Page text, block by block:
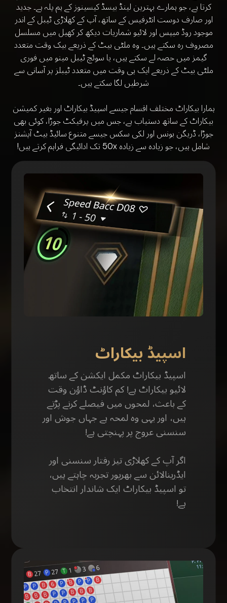
کرتا ہے، جو ہمارے بہترین لینڈ بیسڈ کیسینوز کے ہم پلہ ہے۔ جدید
اور صارف دوست انٹرفیس کے ساتھ، آپ کے کھلاڑی ٹیبل کے اندر
موجود روڈ میپس اور لائیو شماریات دیکھ کر کھیل میں مسلسل
مصروف رہ سکتے ہیں۔ وہ ملٹی بیٹ کے ذریعے بیک وقت متعدد
گیمز میں حصہ لے سکتے ہیں، یا سوئچ ٹیبل مینو میں فوری
ملٹی بیٹ کے ذریعے ایک ہی وقت میں متعدد ٹیبلز پر آسانی سے
شرطیں لگا سکتے ہیں۔
ہمارا بیکاراٹ مختلف اقسام جیسے اسپیڈ بیکاراٹ اور بغیر کمیشن
بیکاراٹ کے ساتھ دستیاب ہے، جس میں پرفیکٹ جوڑا، کوئی بھی
جوڑا، ڈریگن بونس اور لکی سکس جیسے متنوع سائیڈ بیٹ آپشنز
شامل ہیں، جو زیادہ سے زیادہ 50x تک ادائیگی فراہم کرتے ہیں!
اسپیڈ بیکاراٹ
اسپیڈ بیکاراٹ مکمل ایکشن کے ساتھ
لائیو بیکاراٹ ہے! کم کاؤنٹ ڈاؤن وقت
کے باعث، لمحوں میں فیصلے کرنے پڑتے
ہیں، اور یہی وہ لمحہ ہے جہاں جوش اور
سنسنی عروج پر پہنچتی ہے!
اگر آپ کے کھلاڑی تیز رفتار سنسنی اور
ایڈرینالائن سے بھرپور تجربہ چاہتے ہیں،
تو اسپیڈ بیکاراٹ ایک شاندار انتخاب
ہے!